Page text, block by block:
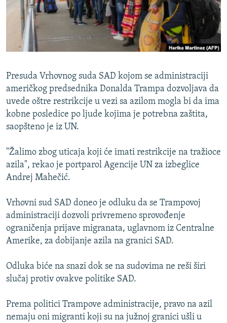
DNEVNO@RSE
SPECIJALI RSE
VIŠE OD NASLOVA
POPLAVE I KLIZIŠTA U BIH 2024.
TV LIBERTY
POST SCRIPTUM
TRI DECENIJE OD RATA U BIH
SVE KARTE DEJTONA
Sve RFE/RL stranice
Presuda Vrhovnog suda SAD kojom se administraciji
američkog predsednika Donalda Trampa dozvoljava da
uvede oštre restrikcije u vezi sa azilom mogla bi da ima
kobne posledice po ljude kojima je potrebna zaštita,
saopšteno je iz UN.
"Žalimo zbog uticaja koji će imati restrikcije na tražioce
azila", rekao je portparol Agencije UN za izbeglice
Andrej Mahečić.
Vrhovni sud SAD doneo je odluku da se Trampovoj
administraciji dozvoli privremeno sprovođenje
ograničenja prijave migranata, uglavnom iz Centralne
Amerike, za dobijanje azila na granici SAD.
Odluka biće na snazi dok se na sudovima ne reši širi
slučaj protiv ovakve politike SAD.
Prema politici Trampove administracije, pravo na azil
nemaju oni migranti koji su na južnoj granici ušli u